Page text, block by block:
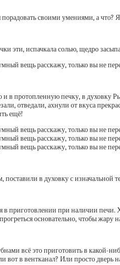
своими умениями, а
эти, испачкала солью, щедро
в протопленную печку, в духовку
отведали, ахнули от вкуса
ещё!
в духовку с изначальной
приготовлении при наличии печи.
основательно, чтобы жару
всё это приготовить в какой-
вот в вентканал? Или просто